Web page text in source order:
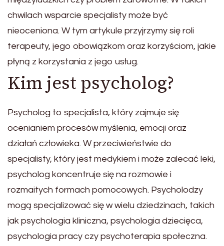
chwilach wsparcie specjalisty może być
nieoceniona. W tym artykule przyjrzymy się roli
terapeuty, jego obowiązkom oraz korzyściom, jakie
płyną z korzystania z jego usług.
Kim jest psycholog?
Psycholog to specjalista, który zajmuje się
ocenianiem procesów myślenia, emocji oraz
działań człowieka. W przeciwieństwie do
specjalisty, który jest medykiem i może zalecać leki,
psycholog koncentruje się na rozmowie i
rozmaitych formach pomocowych. Psycholodzy
mogą specjalizować się w wielu dziedzinach, takich
jak psychologia kliniczna, psychologia dziecięca,
psychologia pracy czy psychoterapia społeczna.